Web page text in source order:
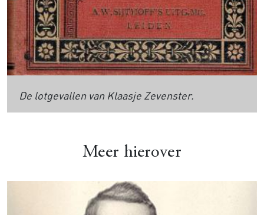
De lotgevallen van Klaasje Zevenster.
Meer hierover